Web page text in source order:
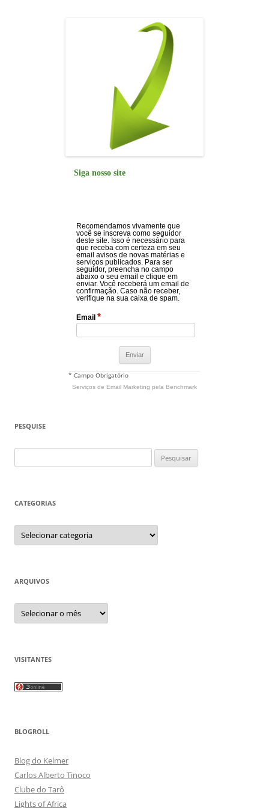
Siga nosso site
Recomendamos vivamente que
você se inscreva como seguidor
deste site. Isso é necessário para
que receba com certeza em seu
email avisos de novas matérias e
serviços publicados. Para ser
seguidor, preencha no campo
abaixo o seu email e clique em
enviar. Você receberá um email de
confirmação. Caso não receber,
verifique na sua caixa de spam.
Email *
* Campo Obrigatório
Serviços de Email Marketing pela Benchmark
PESQUISE
por:
CATEGORIAS
Categorias
ARQUIVOS
Arquivos
VISITANTES
BLOGROLL
Blog do Kelmer
Carlos Alberto Tinoco
Clube do Tarô
Lights of Africa